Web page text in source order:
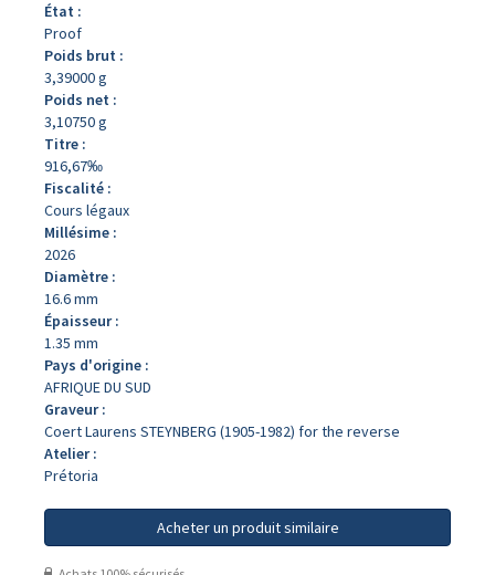
État :
Proof
Poids brut :
3,39000 g
Poids net :
3,10750 g
Titre :
916,67‰
Fiscalité :
Cours légaux
Millésime :
2026
Diamètre :
16.6 mm
Épaisseur :
1.35 mm
Pays d'origine :
AFRIQUE DU SUD
Graveur :
Coert Laurens STEYNBERG (1905-1982) for the reverse
Atelier :
Prétoria
Acheter un produit similaire